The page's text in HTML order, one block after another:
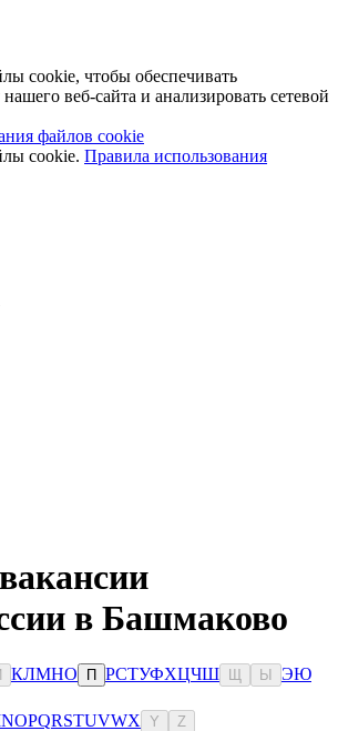
cookie, чтобы обеспечивать
веб-сайта и анализировать сетевой
файлов cookie
cookie. Правила использования
в Башмаково
КЛМНО П РСТУФХЦЧШ Ы ЭЮ
NOPQRSTUVWX Y Z